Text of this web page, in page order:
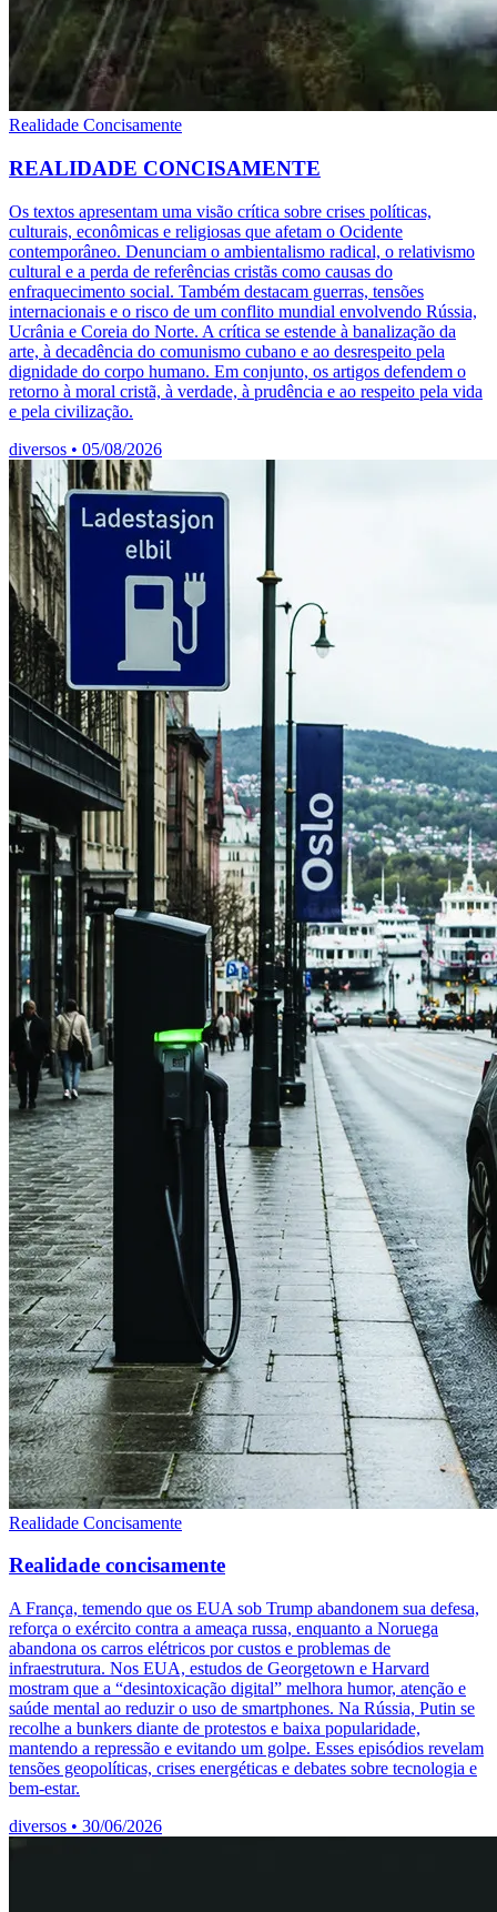
Realidade Concisamente
REALIDADE CONCISAMENTE
Os textos apresentam uma visão crítica sobre crises políticas,
culturais, econômicas e religiosas que afetam o Ocidente
contemporâneo. Denunciam o ambientalismo radical, o relativismo
cultural e a perda de referências cristãs como causas do
enfraquecimento social. Também destacam guerras, tensões
internacionais e o risco de um conflito mundial envolvendo Rússia,
Ucrânia e Coreia do Norte. A crítica se estende à banalização da
arte, à decadência do comunismo cubano e ao desrespeito pela
dignidade do corpo humano. Em conjunto, os artigos defendem o
retorno à moral cristã, à verdade, à prudência e ao respeito pela vida
e pela civilização.
diversos • 05/08/2026
Realidade Concisamente
Realidade concisamente
A França, temendo que os EUA sob Trump abandonem sua defesa,
reforça o exército contra a ameaça russa, enquanto a Noruega
abandona os carros elétricos por custos e problemas de
infraestrutura. Nos EUA, estudos de Georgetown e Harvard
mostram que a “desintoxicação digital” melhora humor, atenção e
saúde mental ao reduzir o uso de smartphones. Na Rússia, Putin se
recolhe a bunkers diante de protestos e baixa popularidade,
mantendo a repressão e evitando um golpe. Esses episódios revelam
tensões geopolíticas, crises energéticas e debates sobre tecnologia e
bem‑estar.
diversos • 30/06/2026